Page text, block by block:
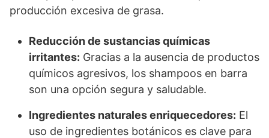
producción excesiva de grasa.
Reducción de sustancias químicas
irritantes: Gracias a la ausencia de productos
químicos agresivos, los shampoos en barra
son una opción segura y saludable.
Ingredientes naturales enriquecedores: El
uso de ingredientes botánicos es clave para